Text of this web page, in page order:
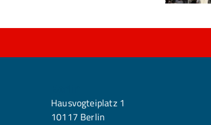
Hausvogteiplatz 1
10117 Berlin